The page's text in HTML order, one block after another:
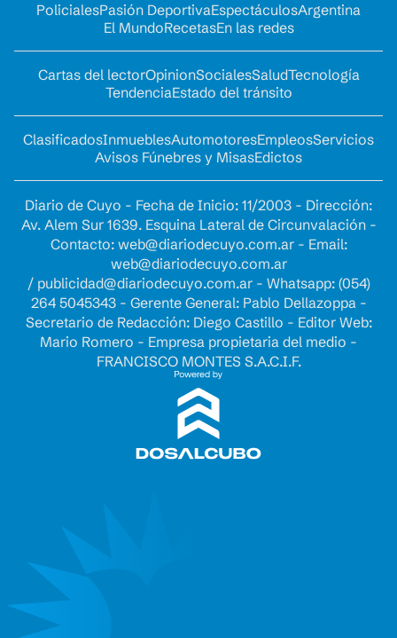
PolicialesPasión DeportivaEspectáculosArgentina
El MundoRecetasEn las redes
Cartas del lectorOpinionSocialesSaludTecnología
TendenciaEstado del tránsito
ClasificadosInmueblesAutomotoresEmpleosServicios
Avisos Fúnebres y MisasEdictos
Diario de Cuyo - Fecha de Inicio: 11/2003 - Dirección:
Av. Alem Sur 1639. Esquina Lateral de Circunvalación -
Contacto: web@diariodecuyo.com.ar- Email:
web@diariodecuyo.com.ar
/ publicidad@diariodecuyo.com.ar- Whatsapp: (054)
264 5045343 - Gerente General: Pablo Dellazoppa -
Secretario de Redacción: Diego Castillo - Editor Web:
Mario Romero - Empresa propietaria del medio -
FRANCISCO MONTES S.A.C.I.F.